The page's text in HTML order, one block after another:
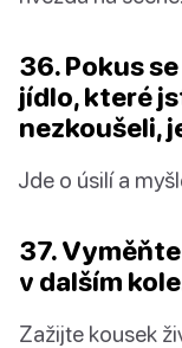
36. Pokus
jídlo, které
nezkoušeli,
Jde o úsilí a
37.
v dalším
Zažijte kousek